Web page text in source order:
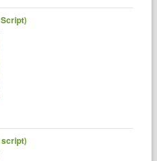
script)